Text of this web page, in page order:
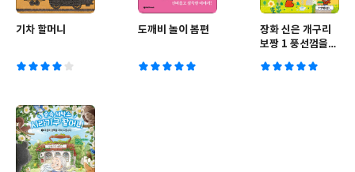
기차 할머니 도깨비 놀이 봄편
장화 신은 개구리
보짱 1 풍선껌을